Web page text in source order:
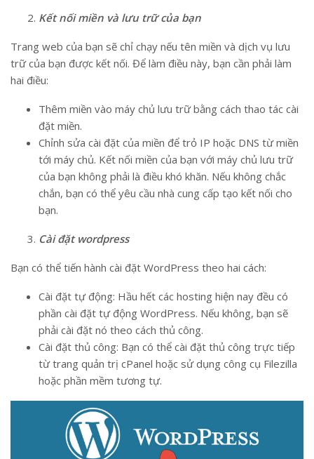
Kết nối miền và lưu trữ của bạn
Trang web của bạn sẽ chỉ chạy nếu tên miền và dịch vụ lưu
trữ của bạn được kết nối. Để làm điều này, bạn cần phải làm
hai điều:
Thêm miền vào máy chủ lưu trữ bằng cách thao tác cài
đặt miền.
Chỉnh sửa cài đặt của miền để trỏ IP hoặc DNS từ miền
tới máy chủ. Kết nối miền của bạn với máy chủ lưu trữ
của bạn không phải là điều khó khăn. Nếu không chắc
chắn, bạn có thể yêu cầu nhà cung cấp tạo kết nối cho
bạn.
Cài đặt wordpress
Bạn có thể tiến hành cài đặt WordPress theo hai cách:
Cài đặt tự động: Hầu hết các hosting hiện nay đều có
phần cài đặt tự động WordPress. Nếu không, bạn sẽ
phải cài đặt nó theo cách thủ công.
Cài đặt thủ công: Bạn có thể cài đặt thủ công trực tiếp
từ trang quản trị cPanel hoặc sử dụng công cụ Filezilla
hoặc phần mềm tương tự.